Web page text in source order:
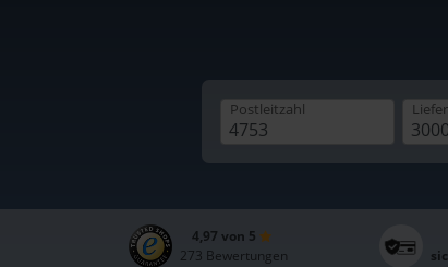
Postleitzahl
4,97 von 5
273 Bewertungen